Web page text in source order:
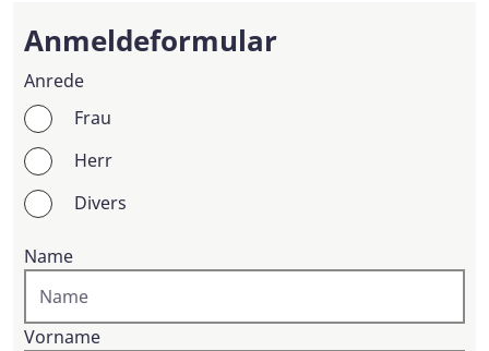
Anmeldeformular
Anrede
Frau
Herr
Divers
Name
Vorname